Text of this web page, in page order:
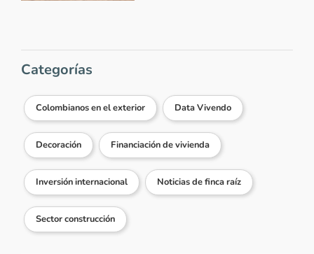
Lo ideal es que cotices el valor de
diferente inmuebles en el sector de
información calcular un valor
promedio del m2. ¡Feliz día!
Responder...
Ver más comentarios
Categorías
Colombianos en el exterior Data Vivendo
Decoración Financiación de vivienda
Inversión internacional Noticias de finca raíz
Sector construcción